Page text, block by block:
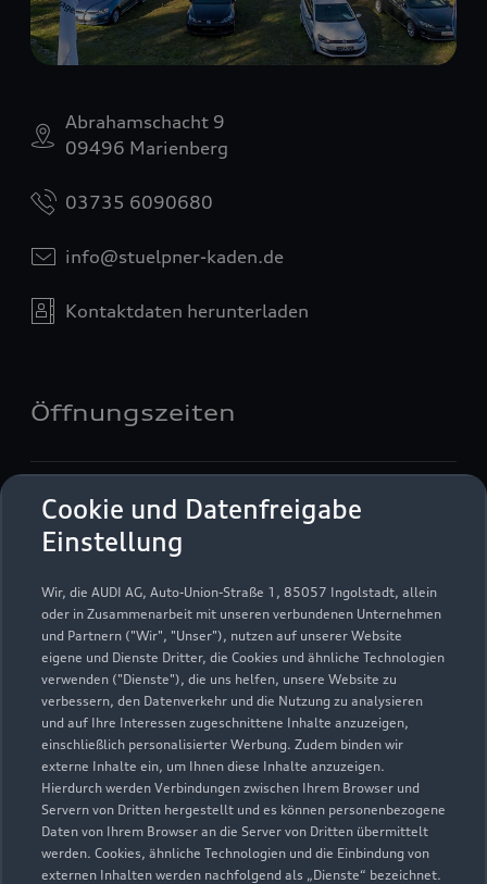
Cookie und Datenfreigabe
Einstellung
Wir, die AUDI AG, Auto-Union-Straße 1, 85057 Ingolstadt, allein
oder in Zusammenarbeit mit unseren verbundenen Unternehmen
und Partnern ("Wir", "Unser"), nutzen auf unserer Website
eigene und Dienste Dritter, die Cookies und ähnliche Technologien
verwenden ("Dienste"), die uns helfen, unsere Website zu
verbessern, den Datenverkehr und die Nutzung zu analysieren
und auf Ihre Interessen zugeschnittene Inhalte anzuzeigen,
einschließlich personalisierter Werbung. Zudem binden wir
externe Inhalte ein, um Ihnen diese Inhalte anzuzeigen.
Hierdurch werden Verbindungen zwischen Ihrem Browser und
Servern von Dritten hergestellt und es können personenbezogene
Daten von Ihrem Browser an die Server von Dritten übermittelt
werden. Cookies, ähnliche Technologien und die Einbindung von
externen Inhalten werden nachfolgend als „Dienste“ bezeichnet.
Abrahamschacht 9
09496 Marienberg
03735 6090680
info@stuelpner-kaden.de
Kontaktdaten herunterladen
Öffnungszeiten
Geschlossen ,öffnet am Montag 07:00
Geschlossen ,öffnet am Montag 07:00
Teile- & Zubehörverkauf
Geschlossen,öffnet am Montag 07:00